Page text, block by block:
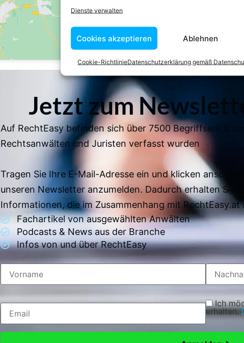
Dienste verwalten
Cookies akzeptieren Ablehnen
Cookie-RichtlinieDatenschutzerklärung gemäß
Jetzt zum
Auf RechtEasy befinden sich über 7500
Rechtsanwälten und Juristen verfasst wurden
Tragen Sie Ihre E-Mail-Adresse ein und klicken
unseren Newsletter anzumelden. Dadurch erhalten Sie
Informationen, die im Zusammenhang mit RechtEasy.at
Fachartikel von ausgewählten Anwälten
Podcasts & News aus der Branche
Infos von und über RechtEasy
Ich
erhalten.